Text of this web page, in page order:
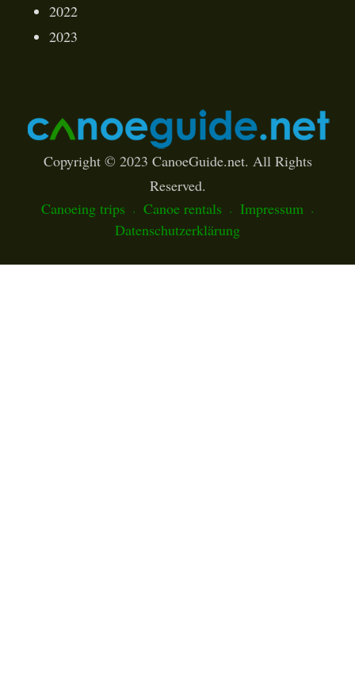
2022
2023
Copyright © 2023 CanoeGuide.net. All Rights
Reserved.
Canoeing trips
Canoe rentals
Impressum
Datenschutzerklärung